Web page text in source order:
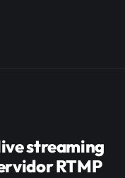
streaming
RTMP